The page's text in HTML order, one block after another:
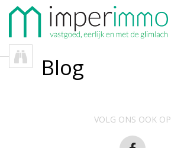
Blog
VOLG ONS OOK OP